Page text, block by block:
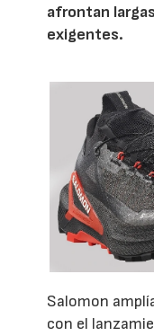
afrontan
exigentes.
Salomon
con el